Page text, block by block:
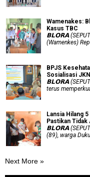
Wamenakes:
Kasus TBC
𝗕𝗟𝗢𝗥𝗔
(Wamenkes)
BPJS
Sosialisasi
𝗕𝗟𝗢𝗥𝗔
terus
Lansia Hilang
Pastikan Tidak
𝗕𝗟𝗢𝗥𝗔
(89), warga
Next More »